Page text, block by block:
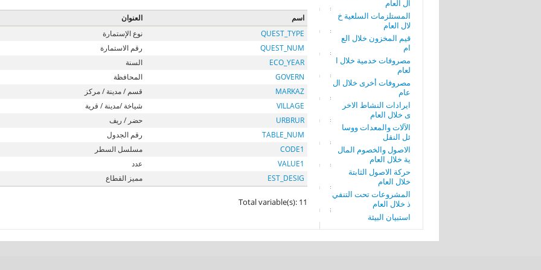
ال العام
المستلزمات السلعية خ
لال العام
قيم المخزون خلال الع
ام
مصروفات خدمية خلال ا
لعام
مصروفات أخرى خلال ال
عام
ايرادات النشاط الاخر
ى خلال العام
الآلات والمعدات ووسا
ئل النقل
الاصول والخصوم المال
ية خلال العام
حركة الاصول الثابتة
خلال العام
المشروعات تحت التنفي
ذ خلال العام
استبيان البيئة
اسم العنوان
QUEST_TYPE
نوع الإستمارة
QUEST_NUM
رقم الاستمارة
ECO_YEAR
السنة
GOVERN
المحافظة
MARKAZ
قسم / مدينة / مركز
VILLAGE
شياخة /مدينة / قرية
URBRUR
حضر / ريف
TABLE_NUM
رقم الجدول
CODE1
مسلسل السطر
VALUE1
عدد
EST_DESIG
مميز القطاع
Total variable(s): 11